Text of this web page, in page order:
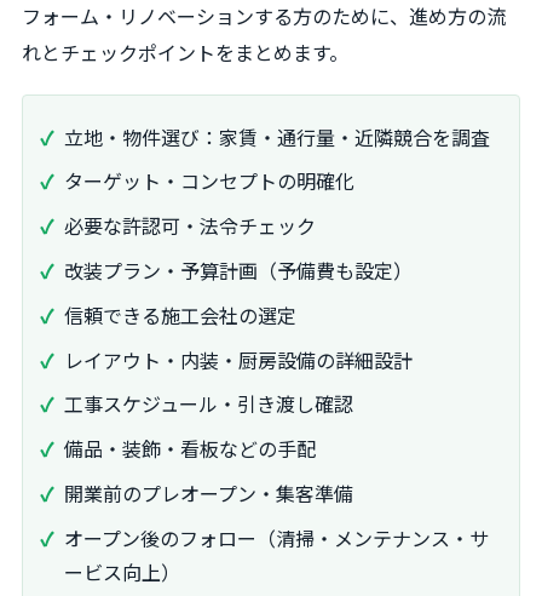
フォーム・リノベーションする方のために、進め方の流
れとチェックポイントをまとめます。
立地・物件選び：家賃・通行量・近隣競合を調査
ターゲット・コンセプトの明確化
必要な許認可・法令チェック
改装プラン・予算計画（予備費も設定）
信頼できる施工会社の選定
レイアウト・内装・厨房設備の詳細設計
工事スケジュール・引き渡し確認
備品・装飾・看板などの手配
開業前のプレオープン・集客準備
オープン後のフォロー（清掃・メンテナンス・サ
ービス向上）